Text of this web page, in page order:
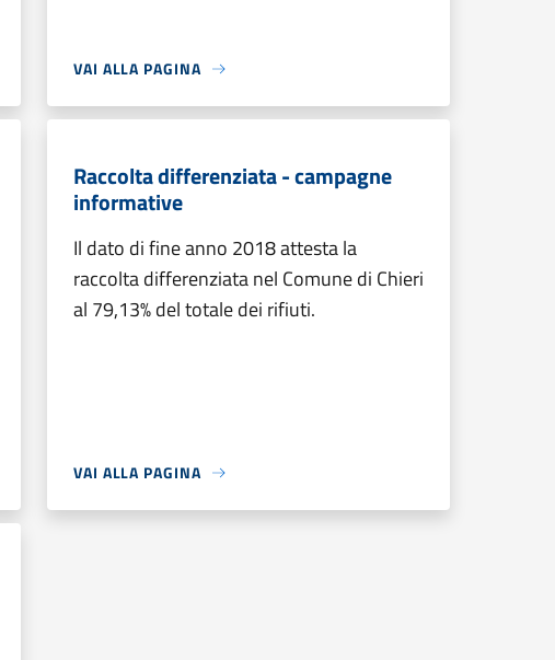
VAI ALLA PAGINA
Raccolta differenziata - campagne
informative
Il dato di fine anno 2018 attesta la
raccolta differenziata nel Comune di Chieri
al 79,13% del totale dei rifiuti.
VAI ALLA PAGINA